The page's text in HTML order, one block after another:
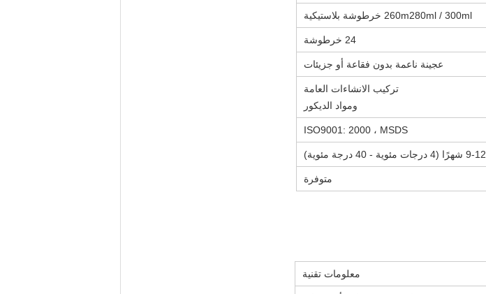
260m280ml / 300ml خرطوشة بلاستيكية
24 خرطوشة
عجينة ناعمة بدون فقاعة أو جزيئات
تركيب الانشاءات العامة
ومواد الديكور
ISO9001: 2000 ، MSDS
9-12 شهرًا (4 درجات مئوية - 40 درجة مئوية)
متوفرة
معلومات تقنية